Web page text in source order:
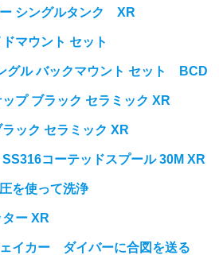
ー シングルタンク XR
ドマウント セット
グル バックマウント セット BCD
プ ブラック セラミック XR
ック セラミック XR
コーテッドスプール 30M XR
を使って洗浄
ー XR
イカー ダイバーに合図を送る